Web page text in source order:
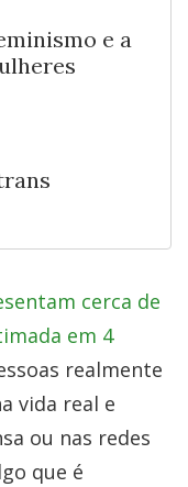
e a
cerca de
em 4
realmente
vida real e
ou nas redes
que é